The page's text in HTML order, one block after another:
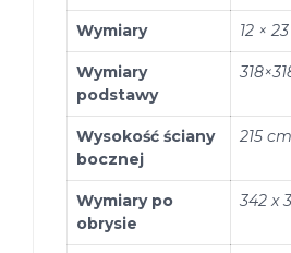
Wymiary 12 ×
Wymiary
podstawy
Wysokość ściany
bocznej
215 cm
Wymiary po
obrysie
342 x